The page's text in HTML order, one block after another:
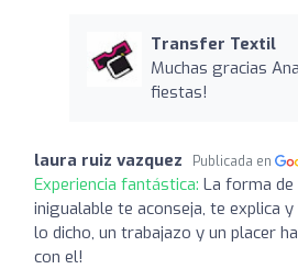
Transfer Textil
Muchas gracias
fiestas!
laura ruiz vazquez Publicada en
Experiencia fantástica: La forma
inigualable te aconseja, te explica
lo dicho, un trabajazo y un placer
con el!